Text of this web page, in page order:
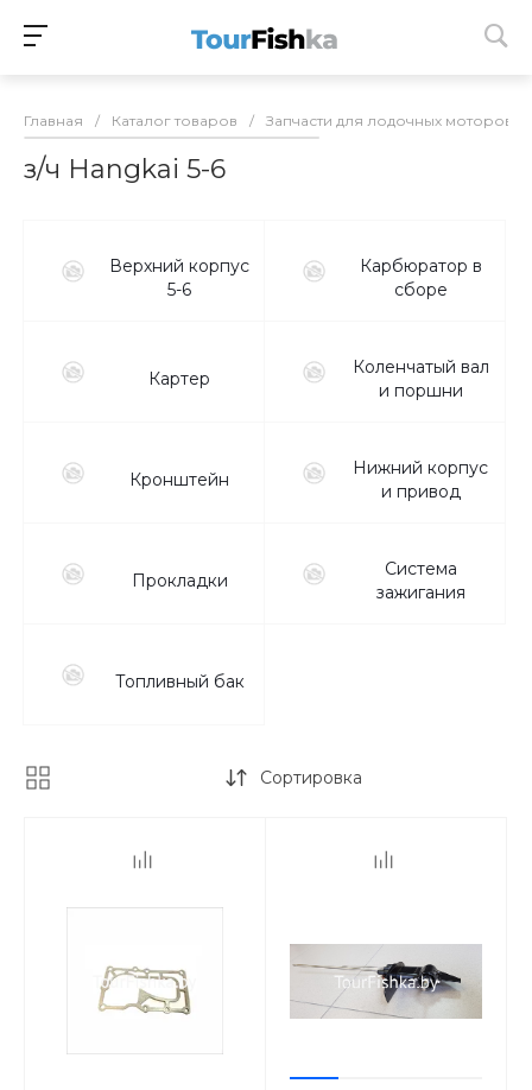
Главная / Каталог товаров / Запчасти для лодочных моторов
з/ч Hangkai 5-6
Верхний корпус
5-6
Карбюратор в
сборе
Картер
Коленчатый вал
и поршни
Кронштейн
Нижний корпус
и привод
Прокладки
Система
зажигания
Топливный бак
Сортировка